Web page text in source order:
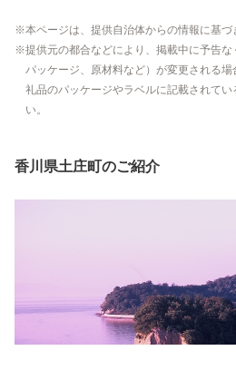
本ページは、提供自治体からの情報に基づ
提供元の都合などにより、掲載中に予告な
パッケージ、原材料など）が変更される
礼品のパッケージやラベルに記載されて
い。
香川県土庄町のご紹介